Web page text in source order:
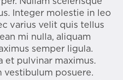
Integer molestie in leo
varius velit quis tellus
mi nulla, aliquam
semper ligula.
et pulvinar maximus.
vestibulum posuere.